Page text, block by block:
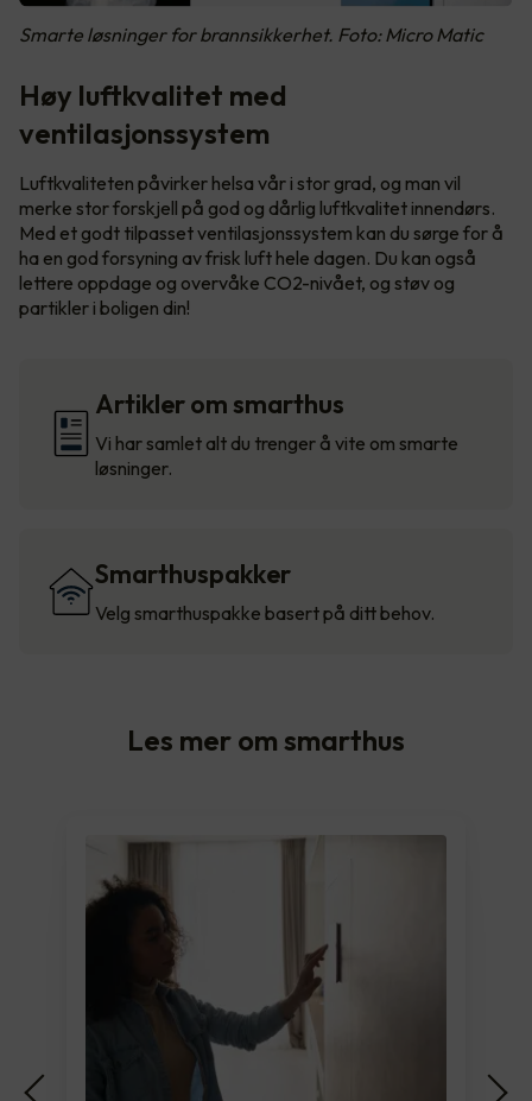
Smarte løsninger for brannsikkerhet. Foto: Micro Matic
Høy luftkvalitet med
ventilasjonssystem
Luftkvaliteten påvirker helsa vår i stor grad, og man vil
merke stor forskjell på god og dårlig luftkvalitet innendørs.
Med et godt tilpasset ventilasjonssystem kan du sørge for å
ha en god forsyning av frisk luft hele dagen. Du kan også
lettere oppdage og overvåke CO2-nivået, og støv og
partikler i boligen din!
Artikler om smarthus
Vi har samlet alt du trenger å vite om smarte
løsninger.
Smarthuspakker
Velg smarthuspakke basert på ditt behov.
Les mer om smarthus